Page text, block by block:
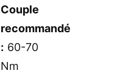
Couple
recommandé
: 60-70
Nm